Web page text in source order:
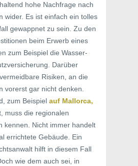
hohe Nachfrage nach
wider. Es ist einfach ein tolles
gewappnet zu sein. Zu den
beim Erwerb eines
zum Beispiel die Wasser-
Darüber
Risiken, an die
vorerst gar nicht denken.
zum Beispiel auf Mallorca,
muss die regionalen
kennen. Nicht immer handelt
errichtete Gebäude. Ein
hilft in diesem Fall
wie dem auch sei, in